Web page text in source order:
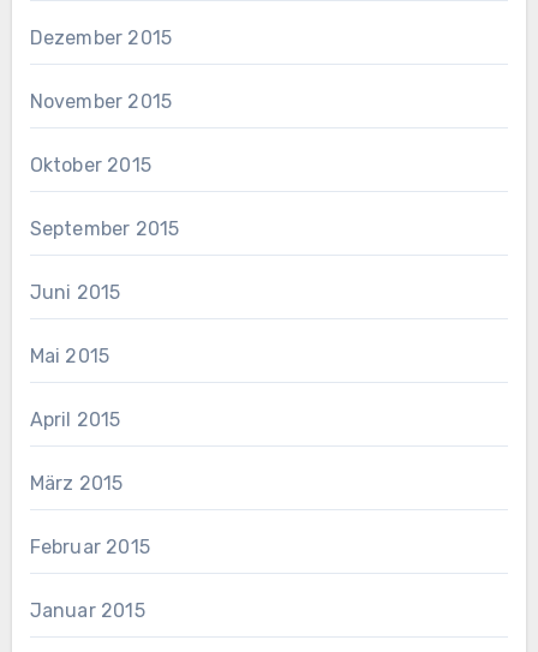
Dezember 2015
November 2015
Oktober 2015
September 2015
Juni 2015
Mai 2015
April 2015
März 2015
Februar 2015
Januar 2015